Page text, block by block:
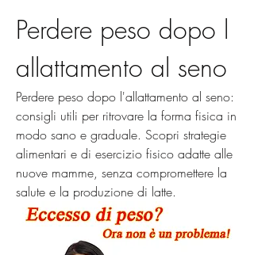
Perdere peso dopo l
allattamento al seno
Perdere peso dopo l'allattamento al seno:
consigli utili per ritrovare la forma fisica in
modo sano e graduale. Scopri strategie
alimentari e di esercizio fisico adatte alle
nuove mamme, senza compromettere la
salute e la produzione di latte.